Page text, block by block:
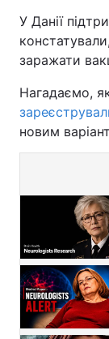
У Данії
заражати
Нагадаємо,
новим